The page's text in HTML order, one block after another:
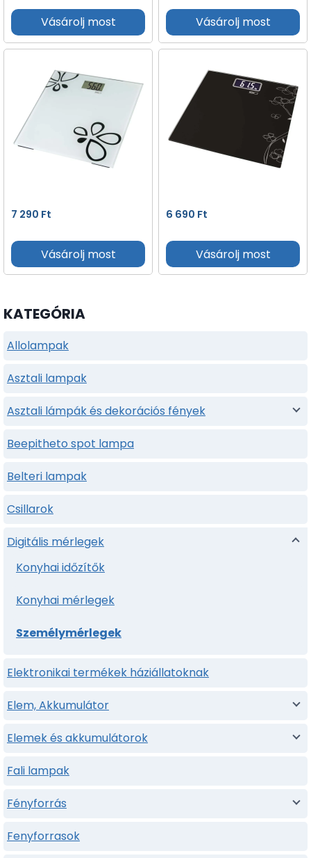
Vásárolj most Vásárolj most
7 290 Ft
Vásárolj most
6 690 Ft
Vásárolj most
KATEGÓRIA
Allolampak
Asztali lampak
Asztali lámpák és dekorációs fények
Beepitheto spot lampa
Belteri lampak
Csillarok
Digitális mérlegek
Konyhai időzítők
Konyhai mérlegek
Személymérlegek
Elektronikai termékek háziállatoknak
Elem, Akkumulátor
Elemek és akkumulátorok
Fali lampak
Fényforrás
Fenyforrasok